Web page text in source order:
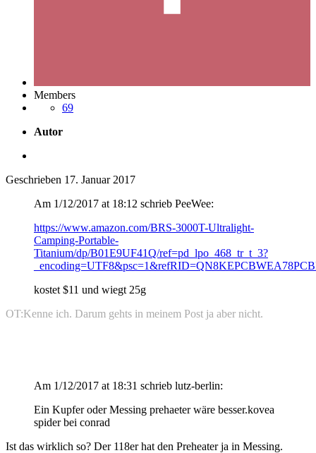
Members
69
Autor
Geschrieben 17. Januar 2017
Am 1/12/2017 at 18:12 schrieb PeeWee:
https://www.amazon.com/BRS-3000T-Ultralight-
Camping-Portable-
Titanium/dp/B01E9UF41Q/ref=pd_lpo_468_tr_t_3?
kostet $11 und wiegt 25g
OT:Kenne ich. Darum gehts in meinem Post ja aber nicht.
Am 1/12/2017 at 18:31 schrieb lutz-berlin:
Ein Kupfer oder Messing prehaeter wäre besser.kovea
spider bei conrad
Ist das wirklich so? Der 118er hat den Preheater ja in Messing.